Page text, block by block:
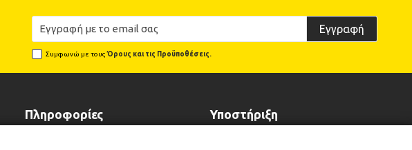
Εγγραφή
Συμφωνώ με τουςΌρους και τις Προϋποθέσεις.
Πληροφορίες Υποστήριξη